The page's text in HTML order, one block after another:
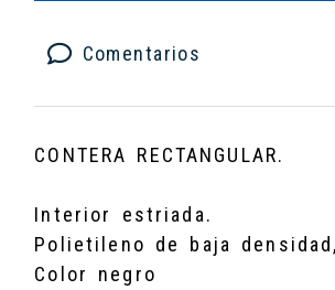
Comentarios
CONTERA RECTANGULAR.
Interior estriada.
Polietileno de baja
Color negro